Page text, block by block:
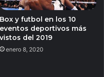
Box y futbol en los 10
eventos deportivos más
vistos del 2019
enero 8, 2020